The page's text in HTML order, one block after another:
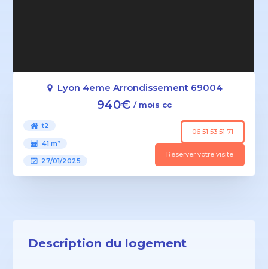
Lyon 4eme Arrondissement 69004
940€ / mois cc
t2
41 m²
27/01/2025
06 51 53 51 71
Réserver votre visite
Description du logement